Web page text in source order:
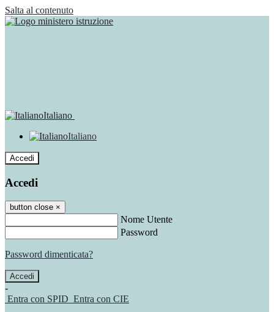
Salta al contenuto
Italiano
Italiano
Accedi
Accedi
button close ×
Nome Utente
Password
Password dimenticata?
-
Entra con SPID Entra con CIE